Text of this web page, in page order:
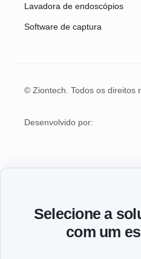
Lavadora de endoscópios
Software de captura
© Ziontech. Todos os direitos
Desenvolvido por:
Selecione a
com um